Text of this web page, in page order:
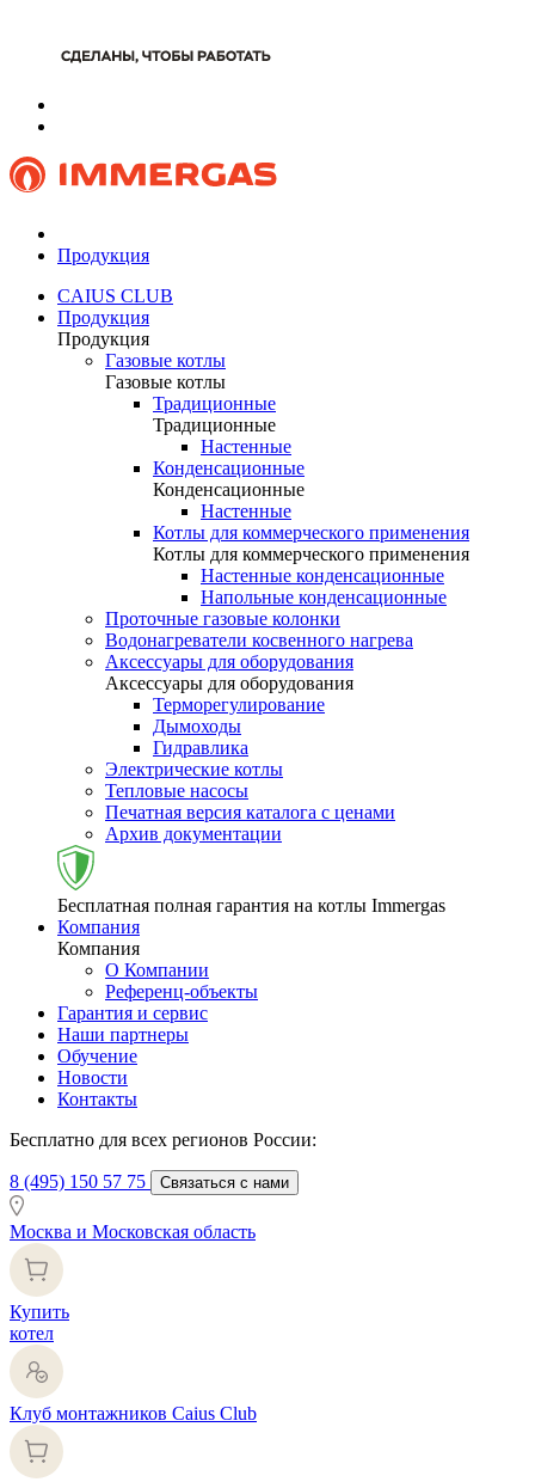
Продукция
CAIUS CLUB
Продукция
Продукция
Газовые котлы
Газовые котлы
Традиционные
Традиционные
Настенные
Конденсационные
Конденсационные
Настенные
Котлы для коммерческого применения
Котлы для коммерческого применения
Настенные конденсационные
Напольные конденсационные
Проточные газовые колонки
Водонагреватели косвенного нагрева
Аксессуары для оборудования
Аксессуары для оборудования
Терморегулирование
Дымоходы
Гидравлика
Электрические котлы
Тепловые насосы
Печатная версия каталога с ценами
Архив документации
Бесплатная полная гарантия на котлы Immergas
Компания
Компания
О Компании
Референц-объекты
Гарантия и сервис
Наши партнеры
Обучение
Новости
Контакты
Бесплатно для всех регионов России:
8 (495) 150 57 75 Связаться с нами
Москва и Московская область
Купить
котел
Клуб монтажников Caius Club